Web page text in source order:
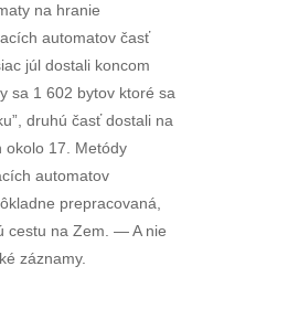
na hranie
automatov časť
júl dostali koncom
sa 1 602 bytov ktoré sa
druhú časť dostali na
okolo 17. Metódy
automatov
prepracovaná,
cestu na Zem. — A nie
záznamy.